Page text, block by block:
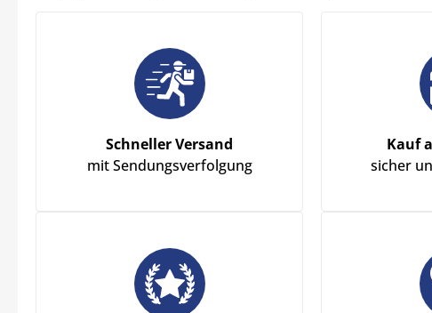
Schneller Versand
mit Sendungsverfolgung
Kauf
sicher